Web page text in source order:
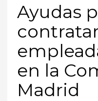
Ayudas
en la
Madrid